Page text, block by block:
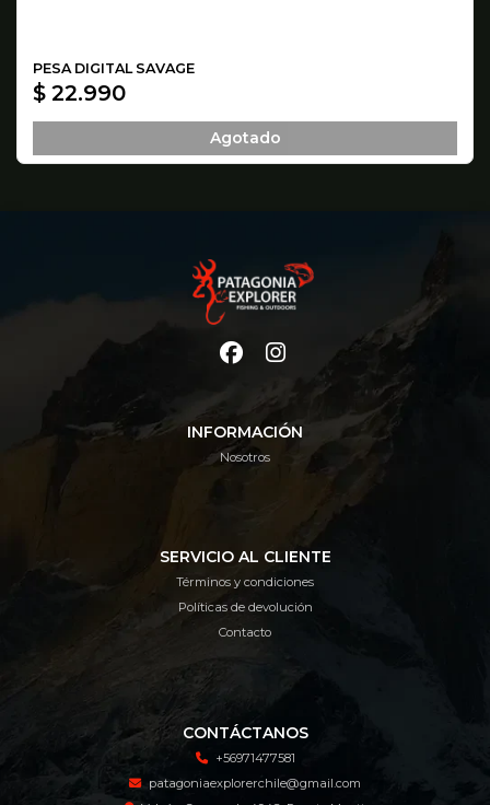
PESA DIGITAL SAVAGE
$ 22.990
Agotado
INFORMACIÓN
Nosotros
SERVICIO AL CLIENTE
Términos y condiciones
Políticas de devolución
Contacto
CONTÁCTANOS
+56971477581
patagoniaexplorerchile@gmail.com